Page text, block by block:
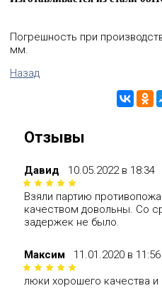
Погрешность при
мм.
Назад
Отзывы
Давид 10.05.2022 в 18:34
Взяли партию
качеством довольны. Со
задержек не было.
Максим 11.01.2020 в 11:56
люки хорошего качества и